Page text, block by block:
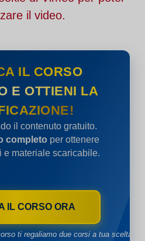
il video.
IL CORSO
E OTTIENI LA
il contenuto gratuito.
completo per ottenere
e materiale scaricabile.
IL CORSO ORA
ti regaliamo due corsi a tua scelta*